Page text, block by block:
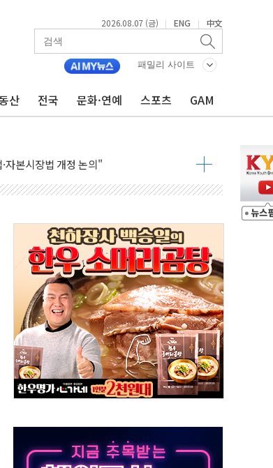
2026.08.07 (금) | ENG | 中文
패밀리 사이트
산 전국 문화·연예 스포츠 GAM
분기 기업 순이익 21% 증가" 전망
데이터센터·모빌리티 구체화
어대시↑ VS 샌디스크·피그마·앱러빈↓
조세...웨스턴디지털·샌디스크↓
점검회의
...호실적 보고 기업 상승세 뚜렷
공격… 시민들 공포감 극대화 전략
감에 홀로 상한가…마진 잔액은 사상 최고
위…숨은 차입이 더 큰 변수"
진압 중
中과 비교해야"
'의 대민 봉사
발사… 올해 10번째·42일 만 도발
기… 반군·마약카르텔이 습득해 전투 활용
부식 물질"
...외국인 노동자 숨져